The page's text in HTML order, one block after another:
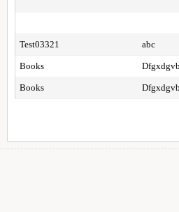
Test03321 abc
Books
Books